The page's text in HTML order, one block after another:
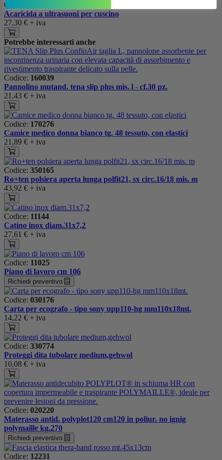
Codice:
Acaricida a ultrasuoni per cuscino
27,30 € + iva
Potrebbe interessarti anche
Codice: 160039
Pannolino mutand. tena slip plus mis. l - cf.30 pz.
21,43 € + iva
Codice: 170276
Camice medico donna bianco tg. 48 tessuto, con elastici
21,89 € + iva
Codice: 350165
Ro+ten polsiera aperta lunga polfit21, sx circ.16/18 mis. m
43,92 € + iva
Codice: 11144
Catino inox diam.31x7,2
27,61 € + iva
Codice: 11025
Piano di lavoro cm 106
Richiedi preventivo
Codice: 030176
Carta per ecografo - tipo sony upp110-hg mm110x18mt.
14,22 € + iva
Codice: 330774
Proteggi dita tubolare medium,gehwol
10,08 € + iva
Codice: 020220
Materasso antid. polyplot120 cm120 in poliur. no ignig
polymaille kg.270
Richiedi preventivo
Codice: 12231